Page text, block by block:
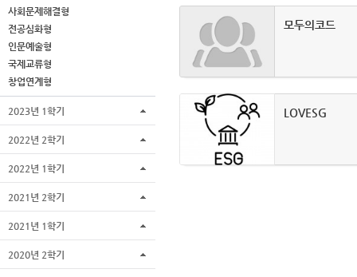
사회문제해결형
전공심화형
인문예술형
국제교류형
창업연계형
2023년 1학기
2022년 2학기
2022년 1학기
2021년 2학기
2021년 1학기
2020년 2학기
모두의코드
LOVESG